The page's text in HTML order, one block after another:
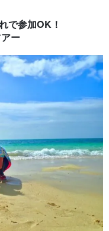
で参加OK！
ー